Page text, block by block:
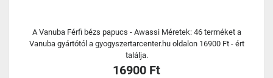
A Vanuba Férfi bézs papucs - Awassi Méretek: 46 terméket a
Vanuba gyártótól a gyogyszertarcenter.hu oldalon 16900 Ft - ért
találja.
16900 Ft